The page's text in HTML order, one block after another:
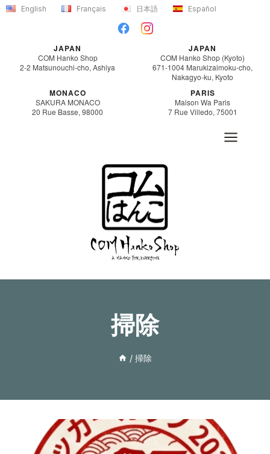
内
English Français 日本語 Español
JAPAN
COM Hanko Shop
2-2 Matsunouchi-cho, Ashiya
JAPAN
COM Hanko Shop (Kyoto)
671-1004 Marukizaimoku-cho,
Nakagyo-ku, Kyoto
MONACO
SAKURA MONACO
20 Rue Basse, 98000
PARIS
Maison Wa Paris
7 Rue Villedo, 75001
掃除
/ 掃除